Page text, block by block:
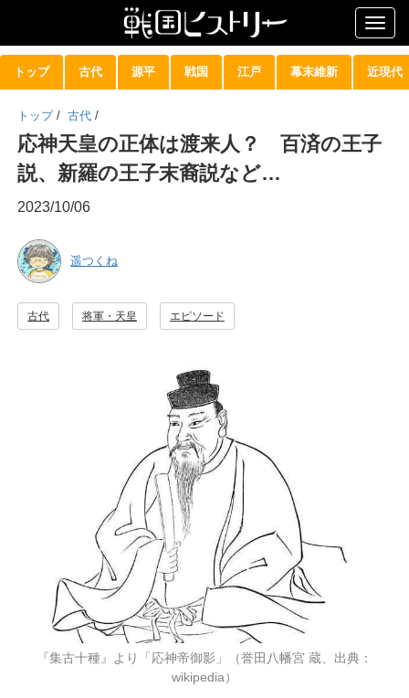
トップ 古代 源平 戦国 江戸 幕末維新 近現代
トップ / 古代 /
応神天皇の正体は渡来人？ 百済の王子
説、新羅の王子末裔説など…
2023/10/06
遥つくね
古代 将軍・天皇 エピソード
『集古十種』より「応神帝御影」（誉田八幡宮 蔵、出典：
wikipedia）